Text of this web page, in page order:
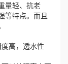
量轻、抗老
等特点。而且
高，透水性